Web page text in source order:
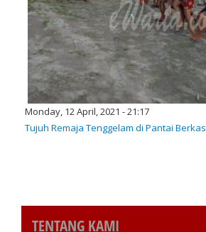
Monday, 12 April, 2021 - 21:17
Tujuh Remaja Tenggelam di Pantai Berkas
TENTANG KAMI